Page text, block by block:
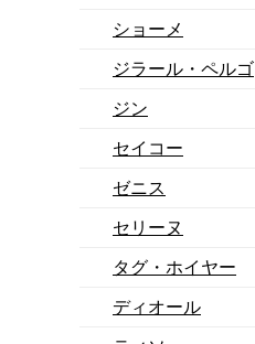
ショーメ
ジラール・ペルゴ
ジン
セイコー
ゼニス
セリーヌ
タグ・ホイヤー
ディオール